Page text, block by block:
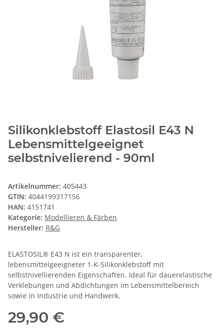
Silikonklebstoff Elastosil E43 N
Lebensmittelgeeignet
selbstnivelierend - 90ml
Artikelnummer: 405443
GTIN: 4044199317156
HAN: 4151741
Kategorie: Modellieren & Färben
Hersteller: R&G
ELASTOSIL® E43 N ist ein transparenter,
lebensmittelgeeigneter 1-K-Silikonklebstoff mit
selbstnivellierenden Eigenschaften. Ideal für dauerelastische
Verklebungen und Abdichtungen im Lebensmittelbereich
sowie in Industrie und Handwerk.
29,90 €